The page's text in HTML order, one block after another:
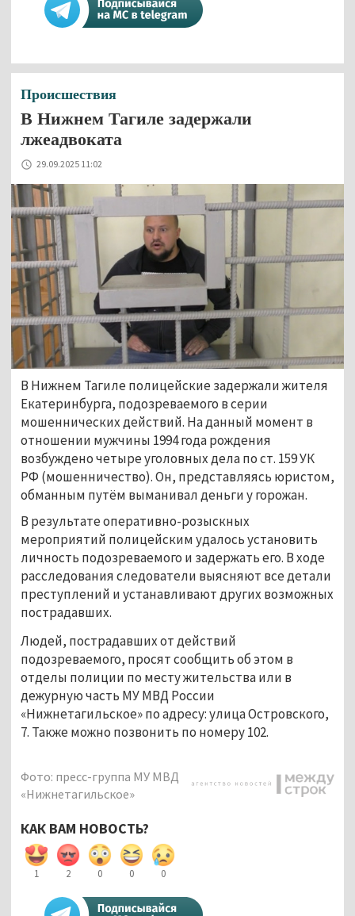
Происшествия
В Нижнем Тагиле задержали
лжеадвоката
29.09.2025 11:02
В Нижнем Тагиле полицейские задержали жителя
Екатеринбурга, подозреваемого в серии
мошеннических действий. На данный момент в
отношении мужчины 1994 года рождения
возбуждено четыре уголовных дела по ст. 159 УК
РФ (мошенничество). Он, представляясь юристом,
обманным путём выманивал деньги у горожан.
В результате оперативно-розыскных
мероприятий полицейским удалось установить
личность подозреваемого и задержать его. В ходе
расследования следователи выясняют все детали
преступлений и устанавливают других возможных
пострадавших.
Людей, пострадавших от действий
подозреваемого, просят сообщить об этом в
отделы полиции по месту жительства или в
дежурную часть МУ МВД России
«Нижнетагильское» по адресу: улица Островского,
7. Также можно позвонить по номеру 102.
Фото: пресс-группа МУ МВД
«Нижнетагильское»
КАК ВАМ НОВОСТЬ?
1 2 0 0 0